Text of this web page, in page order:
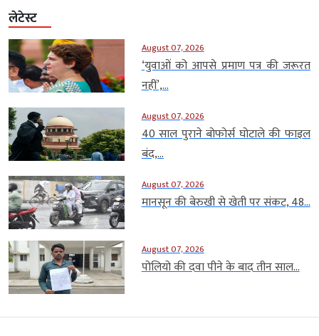
लेटेस्ट
August 07, 2026
‘युवाओं को आपसे प्रमाण पत्र की जरूरत
नहीं’,...
August 07, 2026
40 साल पुराने बोफोर्स घोटाले की फाइल
बंद,...
August 07, 2026
मानसून की बेरुखी से खेती पर संकट, 48...
August 07, 2026
पोलियो की दवा पीने के बाद तीन साल...